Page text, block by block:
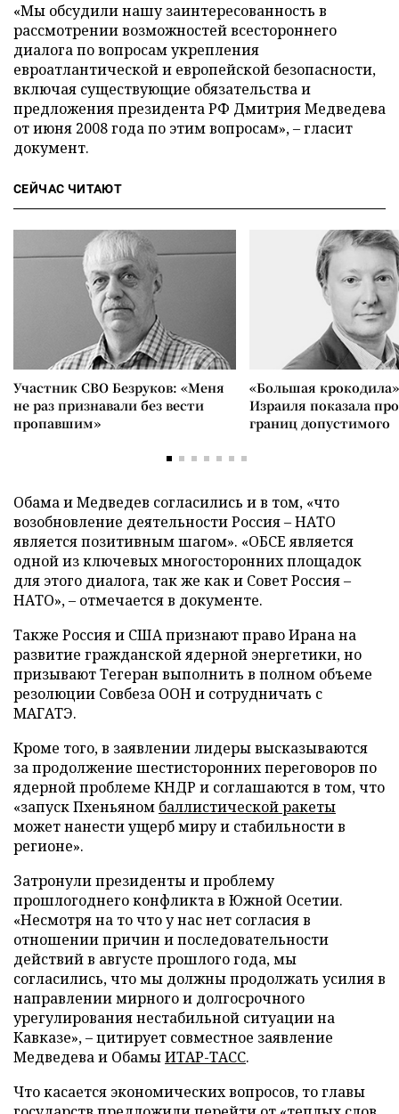
«Мы обсудили нашу заинтересованность в
рассмотрении возможностей всестороннего
диалога по вопросам укрепления
евроатлантической и европейской безопасности,
включая существующие обязательства и
предложения президента РФ Дмитрия Медведева
от июня 2008 года по этим вопросам», – гласит
документ.
СЕЙЧАС ЧИТАЮТ
Участник СВО Безруков: «Меня
не раз признавали без вести
пропавшим»
«Большая
Израиля показала
границ допустимого
Обама и Медведев согласились и в том, «что
возобновление деятельности Россия – НАТО
является позитивным шагом». «ОБСЕ является
одной из ключевых многосторонних площадок
для этого диалога, так же как и Совет Россия –
НАТО», – отмечается в документе.
Также Россия и США признают право Ирана на
развитие гражданской ядерной энергетики, но
призывают Тегеран выполнить в полном объеме
резолюции Совбеза ООН и сотрудничать с
МАГАТЭ.
Кроме того, в заявлении лидеры высказываются
за продолжение шестисторонних переговоров по
ядерной проблеме КНДР и соглашаются в том, что
«запуск Пхеньяном баллистической ракеты
может нанести ущерб миру и стабильности в
регионе».
Затронули президенты и проблему
прошлогоднего конфликта в Южной Осетии.
«Несмотря на то что у нас нет согласия в
отношении причин и последовательности
действий в августе прошлого года, мы
согласились, что мы должны продолжать усилия в
направлении мирного и долгосрочного
урегулирования нестабильной ситуации на
Кавказе», – цитирует совместное заявление
Медведева и ОбамыИТАР-ТАСС.
Что касается экономических вопросов, то главы